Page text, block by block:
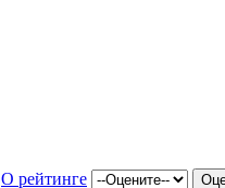
О рейтинге